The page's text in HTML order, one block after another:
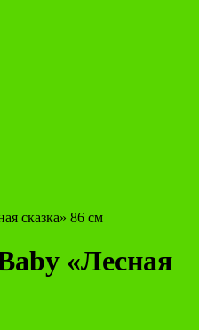
сказка» 86 см
«Лесная